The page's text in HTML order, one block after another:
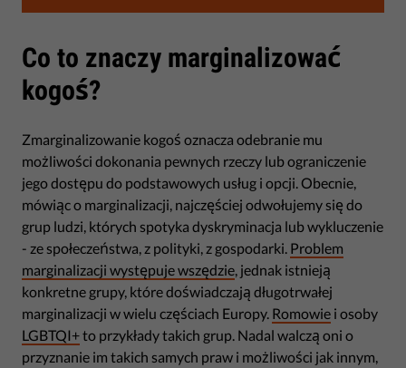
Co to znaczy marginalizować
kogoś?
Zmarginalizowanie kogoś oznacza odebranie mu
możliwości dokonania pewnych rzeczy lub ograniczenie
jego dostępu do podstawowych usług i opcji. Obecnie,
mówiąc o marginalizacji, najczęściej odwołujemy się do
grup ludzi, których spotyka dyskryminacja lub wykluczenie
- ze społeczeństwa, z polityki, z gospodarki. Problem
marginalizacji występuje wszędzie , jednak istnieją
konkretne grupy, które doświadczają długotrwałej
marginalizacji w wielu częściach Europy. Romowie i osoby
LGBTQI+to przykłady takich grup. Nadal walczą oni o
przyznanie im takich samych praw i możliwości jak innym,